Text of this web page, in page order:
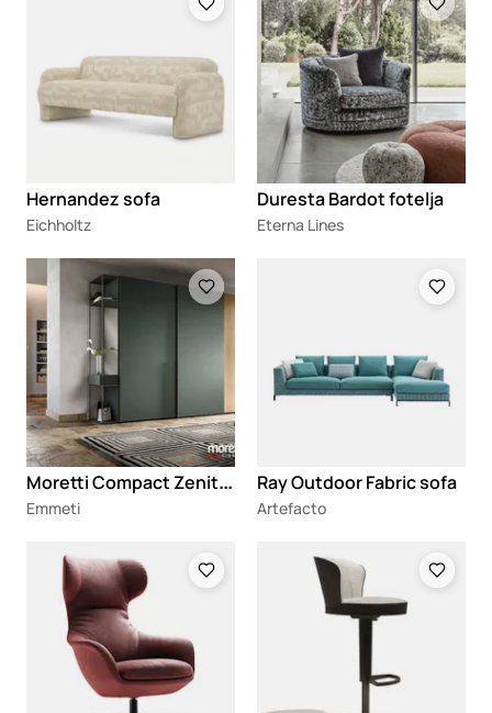
Hernandez sofa
Eichholtz
Duresta Bardot fotelja
Eterna Lines
Loading
M
oretti Compact Zenith S174 ormar
Emmeti
Ray Outdoor Fabric sofa
Artefacto
Loading Loading